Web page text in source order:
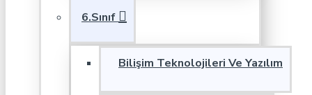
6.Sınıf
Bilişim Teknolojileri Ve Yazılım